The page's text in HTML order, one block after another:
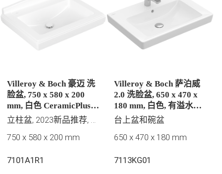
Villeroy & Boch 豪迈 洗
脸盆, 750 x 580 x 200
mm, 白色 CeramicPlus |
易洁釉面, 有溢水孔
750 x 580 x 200 mm
7101A1R1
Villeroy & Boch 萨泊威
2.0 洗脸盆, 650 x 470 x
180 mm, 白色, 有溢水孔,
抛光
台上盆和碗盆
650 x 470 x 180 mm
7113KG01